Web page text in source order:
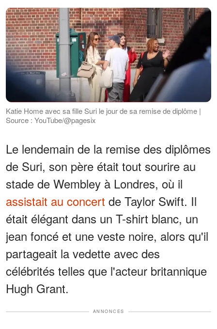
Katie Home avec sa fille Suri le jour de sa remise de diplôme |
Source : YouTube/@pagesix
Le lendemain de la remise des diplômes
de Suri, son père était tout sourire au
stade de Wembley à Londres, où il
assistait au concert de Taylor Swift. Il
était élégant dans un T-shirt blanc, un
jean foncé et une veste noire, alors qu'il
partageait la vedette avec des
célébrités telles que l'acteur britannique
Hugh Grant.
ANNONCES